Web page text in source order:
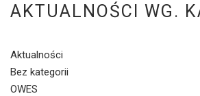
AKTUALNOŚCI WG.
Aktualności
Bez kategorii
OWES